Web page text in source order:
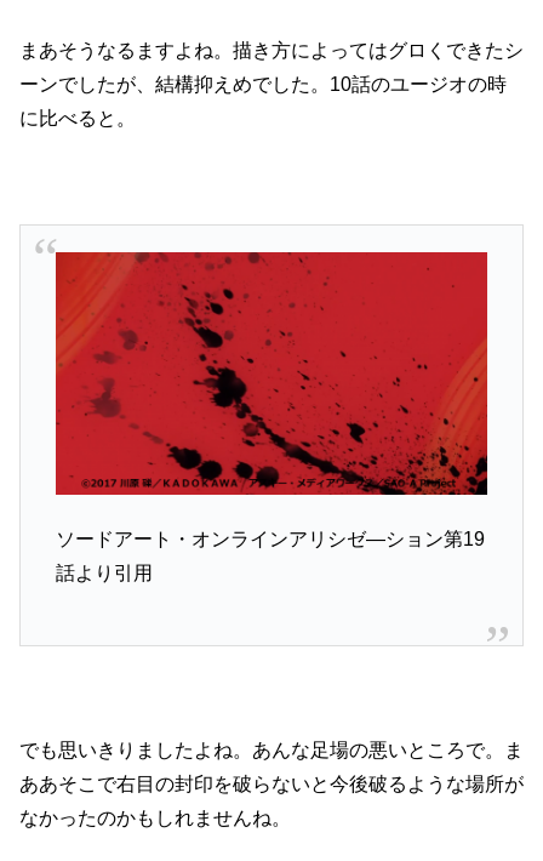
まあそうなるますよね。描き方によってはグロくできたシ
ーンでしたが、結構抑えめでした。10話のユージオの時
に比べると。
ソードアート・オンラインアリシゼ―ション第19
話より引用
でも思いきりましたよね。あんな足場の悪いところで。ま
ああそこで右目の封印を破らないと今後破るような場所が
なかったのかもしれませんね。